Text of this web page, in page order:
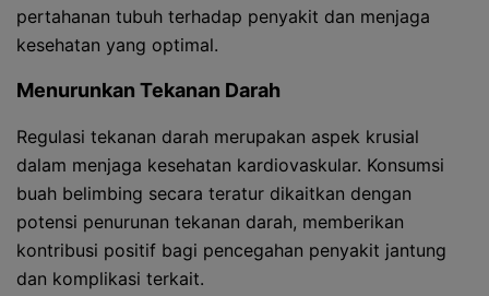
pertahanan tubuh terhadap penyakit dan menjaga
kesehatan yang optimal.
Menurunkan Tekanan Darah
Regulasi tekanan darah merupakan aspek krusial
dalam menjaga kesehatan kardiovaskular. Konsumsi
buah belimbing secara teratur dikaitkan dengan
potensi penurunan tekanan darah, memberikan
kontribusi positif bagi pencegahan penyakit jantung
dan komplikasi terkait.